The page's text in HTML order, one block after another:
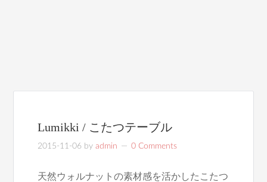
Lumikki / こたつテーブル
2015-11-06 byadmin 0 Comments
天然ウォルナットの素材感を活かしたこたつ